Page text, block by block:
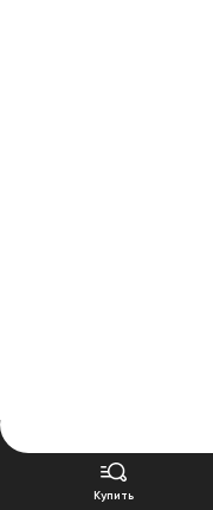
Купить